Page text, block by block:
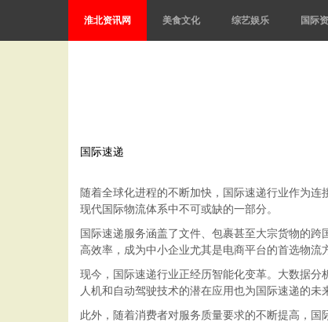
淮北资讯网 美食文化 综艺娱乐 国际
国际速递
随着全球化进程的不断加快，国际速递行业作为
现代国际物流体系中不可或缺的一部分。
国际速递服务涵盖了文件、包裹甚至大宗货物的
高效率，成为中小企业尤其是电商平台的首选物流
现今，国际速递行业正经历智能化变革。大数据
人机和自动驾驶技术的潜在应用也为国际速递的未
此外，随着消费者对服务质量要求的不断提高，